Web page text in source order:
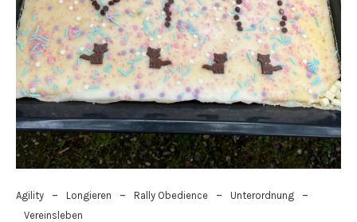
Agility – Longieren – Rally Obedience – Unterordnung –
Vereinsleben